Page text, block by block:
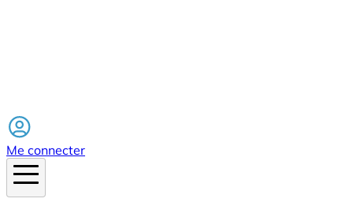
Me connecter